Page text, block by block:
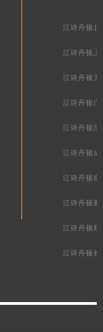
江诗丹顿北
江诗丹顿上
江诗丹顿天
江诗丹顿广
江诗丹顿深
江诗丹顿成
江诗丹顿南
江诗丹顿重
江诗丹顿郑
江诗丹顿长